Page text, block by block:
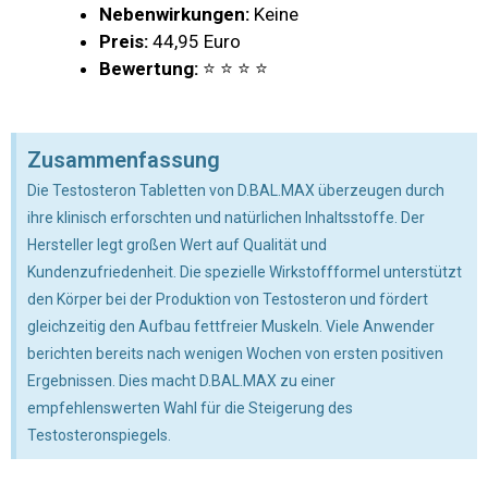
Nebenwirkungen: Keine
Preis: 44,95 Euro
Bewertung: ⭐ ⭐ ⭐ ⭐
Zusammenfassung
Die Testosteron Tabletten von D.BAL.MAX überzeugen durch
ihre klinisch erforschten und natürlichen Inhaltsstoffe. Der
Hersteller legt großen Wert auf Qualität und
Kundenzufriedenheit. Die spezielle Wirkstoffformel unterstützt
den Körper bei der Produktion von Testosteron und fördert
gleichzeitig den Aufbau fettfreier Muskeln. Viele Anwender
berichten bereits nach wenigen Wochen von ersten positiven
Ergebnissen. Dies macht D.BAL.MAX zu einer
empfehlenswerten Wahl für die Steigerung des
Testosteronspiegels.